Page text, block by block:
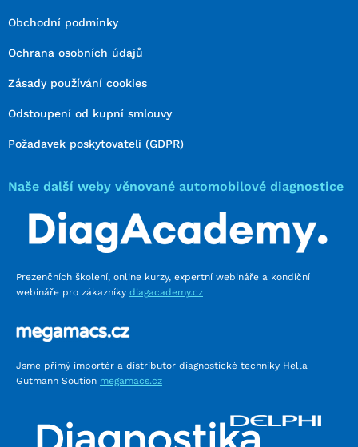
Obchodní podmínky
Ochrana osobních údajů
Zásady používání cookies
Odstoupení od kupní smlouvy
Požadavek poskytovateli (GDPR)
Naše další weby věnované automobilové diagnostice
Prezenčních školení, online kurzy, expertní webináře a kondiční
webináře pro zákazníky diagacademy.cz
Jsme přímý importér a distributor diagnostické techniky Hella
Gutmann Soution megamacs.cz